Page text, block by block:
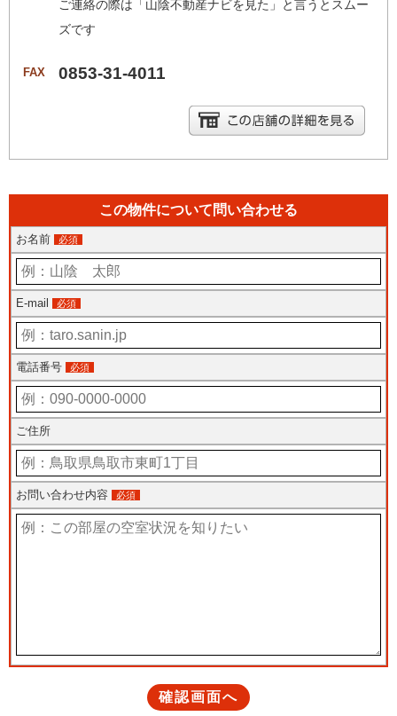
ご連絡の際は「山陰不動産ナビを見た」と言うとスムー
ズです
FAX 0853-31-4011